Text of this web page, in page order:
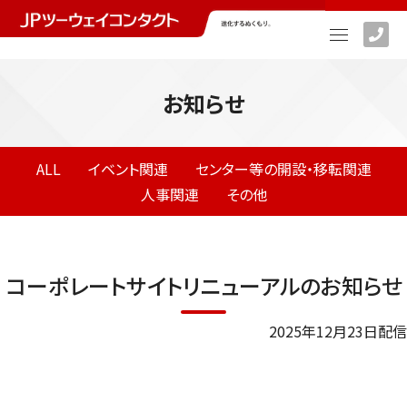
お知らせ
ALL イベント関連
センター等の開設・移転関連
人事関連
その他
コーポレートサイトリニューアルのお知らせ
2025年12月23日配信